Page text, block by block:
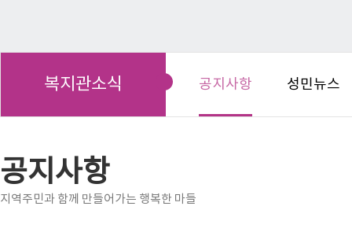
복지관소식 공지사항 성민뉴스
공지사항
지역주민과 함께 만들어가는 행복한 마들